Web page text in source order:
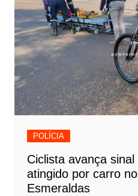
POLÍCIA
Ciclista avança
atingido por carro
Esmeraldas